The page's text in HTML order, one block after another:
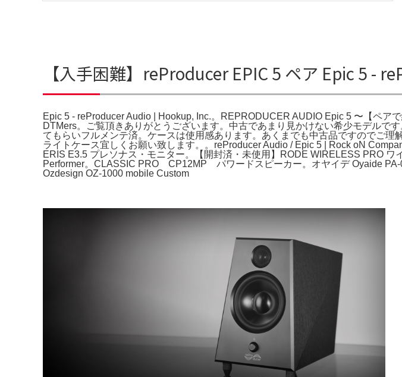
【入手困難】reProducer EPIC 5 ペア Epic 5 -
Epic 5 - reProducer Audio | Hookup, Inc.。REPRODUCER AUDIO Epic 5 〜【ペア
DTMers。ご覧頂きありがとうございます。中古であまり見かけない希少モデル
てもらいフルメンテ済。ケースは使用感あります。あくまでも中古品ですのでご
ライトケース宜しくお願い致します。。reProducer Audio / Epic 5 | Rock oN
ERIS E3.5 プレソナス・モニター。【開封済・未使用】RODE WIRELESS PRO
Performer。CLASSIC PRO CP12MP パワードスピーカー。オヤイデ Oyaide
Ozdesign OZ-1000 mobile Custom